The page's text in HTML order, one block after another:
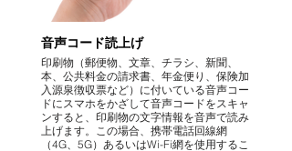
音声コード読上げ
印刷物（郵便物、文章、チラシ、新聞、
本、公共料金の請求書、年金便り、保険加
入源泉徴収票など）に付いている音声コー
ドにスマホをかざして音声コードをスキャ
ンすると、印刷物の文字情報を音声で読み
上げます。この場合、携帯電話回線網
（4G、5G）あるいはWi-Fi網を使用するこ